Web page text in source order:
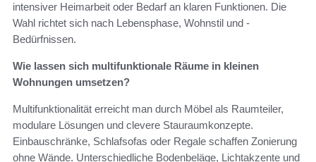
intensiver Heimarbeit oder Bedarf an klaren Funktionen. Die
Wahl richtet sich nach Lebensphase, Wohnstil und ­
Bedürfnissen.
Wie lassen sich multifunktionale Räume in kleinen
Wohnungen umsetzen?
Multifunktionalität erreicht man durch Möbel als Raumteiler,
modulare Lösungen und clevere Stauraumkonzepte.
Einbauschränke, Schlafsofas oder Regale schaffen Zonierung
ohne Wände. Unterschiedliche Bodenbeläge, Lichtakzente und